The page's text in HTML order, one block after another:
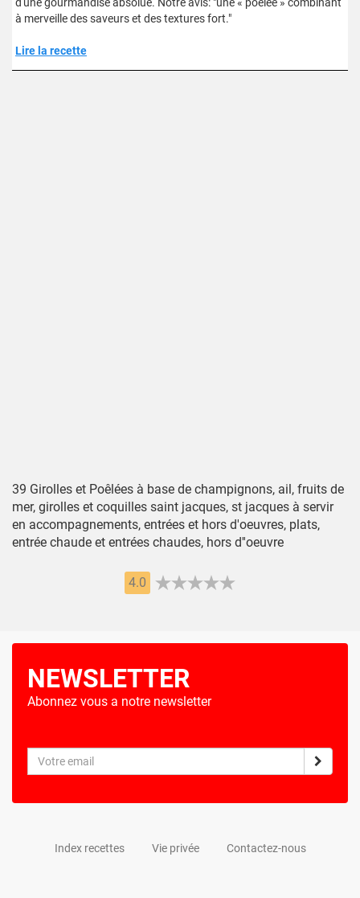
à merveille des saveurs et des textures fort."
Lire la recette
39 Girolles et Poêlées à base de champignons, ail, fruits de
mer, girolles et coquilles saint jacques, st jacques à servir
en accompagnements, entrées et hors d'oeuvres, plats,
entrée chaude et entrées chaudes, hors d''oeuvre
4.0
NEWSLETTER
Abonnez vous a notre newsletter
Index recettes Vie privée Contactez-nous